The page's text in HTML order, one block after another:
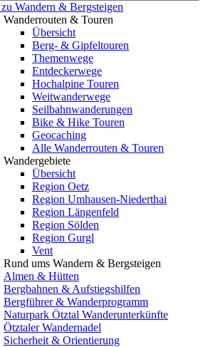
Wandern & Bergsteigen
Wanderrouten & Touren
Übersicht
Berg- & Gipfeltouren
Themenwege
Entdeckerwege
Hochalpine Touren
Weitwanderwege
Seilbahnwanderungen
Bike & Hike Touren
Geocaching
Alle Wanderrouten & Touren
Wandergebiete
Übersicht
Region Oetz
Region Umhausen-Niederthai
Region Längenfeld
Region Sölden
Region Gurgl
Vent
Rund ums Wandern & Bergsteigen
Almen & Hütten
Bergbahnen & Aufstiegshilfen
Bergführer & Wanderprogramm
Naturpark Ötztal Wanderunterkünfte
Ötztaler Wandernadel
Sicherheit & Orientierung